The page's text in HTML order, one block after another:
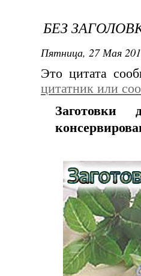
БЕЗ
Пятница, 27 Мая
Это цитата
цитатник или